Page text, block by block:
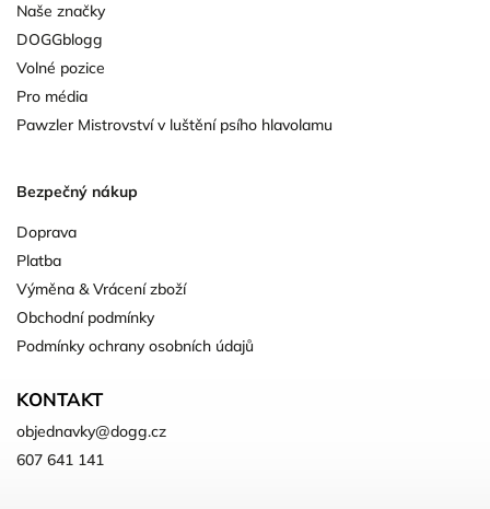
Naše značky
DOGGblogg
Volné pozice
Pro média
Pawzler Mistrovství v luštění psího hlavolamu
Bezpečný nákup
Doprava
Platba
Výměna & Vrácení zboží
Obchodní podmínky
Podmínky ochrany osobních údajů
KONTAKT
objednavky@dogg.cz
607 641 141